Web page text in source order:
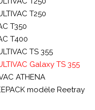
T250
T350
T400
TS 355
Galaxy TS 355
ATHENA
modèle Reetray